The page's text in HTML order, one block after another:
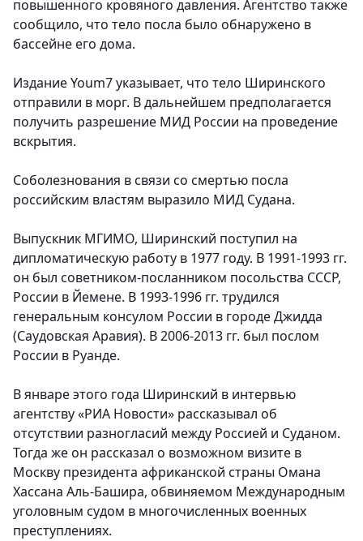
повышенного кровяного давления. Агентство также
сообщило, что тело посла было обнаружено в
бассейне его дома.
Издание Youm7 указывает, что тело Ширинского
отправили в морг. В дальнейшем предполагается
получить разрешение МИД России на проведение
вскрытия.
Соболезнования в связи со смертью посла
российским властям выразило МИД Судана.
Выпускник МГИМО, Ширинский поступил на
дипломатическую работу в 1977 году. В 1991-1993 гг.
он был советником-посланником посольства СССР,
России в Йемене. В 1993-1996 гг. трудился
генеральным консулом России в городе Джидда
(Саудовская Аравия). В 2006-2013 гг. был послом
России в Руанде.
В январе этого года Ширинский в интервью
агентству «РИА Новости» рассказывал об
отсутствии разногласий между Россией и Суданом.
Тогда же он рассказал о возможном визите в
Москву президента африканской страны Омана
Хассана Аль-Башира, обвиняемом Международным
уголовным судом в многочисленных военных
преступлениях.